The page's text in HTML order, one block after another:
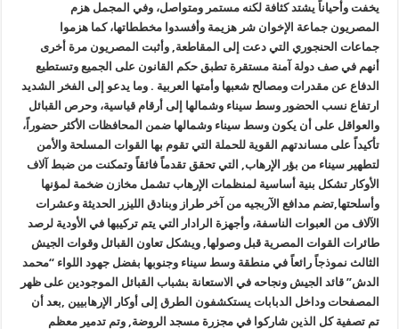
يخفت وأحياناً يشتد كثافة لكنه مستمر ومتواصل، وفي المجمل هزم
المصريون جماعة الإخوان شر هزيمة وأفسدوا مخططاتها، كما هزموا
جماعات الحنجوري التي دعت إلى المقاطعة, وأثبت المصريون مرة أخرى
أنهم في صف دولة آمنة مستقرة تطبق حكم القانون على الجميع وتستطيع
الدفاع عن مقدرات ومصالح شعبها وأمتها العربية . وما يدعو إلى الفخر الشديد
ارتفاع نسب الحضور وسط سيناء وشمالها إلى أرقام قياسية، وحرص القبائل
والعواقل على أن يكون وسط سيناء وشمالها ضمن المحافظات الأكثر حضوراً،
تأكيداً على مساندتهم القوية للحملة التي تقوم بها القوات المسلحة والأمن
لتطهير سيناء من بؤر الإرهاب, التي تحقق تقدماً فائقاً وتمكنت من ضبط آلاف
الأوكار تشكل بنية أساسية لمنظمات الإرهاب تشمل مخازن ضخمة لمؤنها
وأسلحتها,تضم مدافع الآربجيه من آخر طراز وبنادق الليزر الحديثة وعشرات
الآلاف من العبوات الناسفة، وأجهزة الرادار التي يتم تركيبها في الأودية لرصد
طائرات القوات المصرية قبل وصولها, ويشكل تعاون القبائل وقوات الجيش
الثالث نموذجاً رائعاً في منطقة وسط سيناء وجنوبها بفضل جهود اللواء “محمد
الدش” قائد الجيش ونجاحه في الاستعانة بشباب القبائل الموجودين على ظهر
المصفحات وداخل الدبابات يستكشفون الطرق إلى أوكار الإرهابيين ,بعد أن
تم تصفية كل الذين شاركوا في مجزرة مسجد الروضة, وتم تدمير معظم